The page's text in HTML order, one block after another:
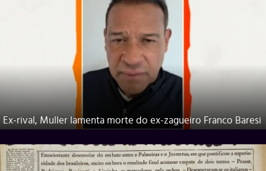
Ex-rival, Muller lamenta morte do ex-zagueiro Franco Baresi